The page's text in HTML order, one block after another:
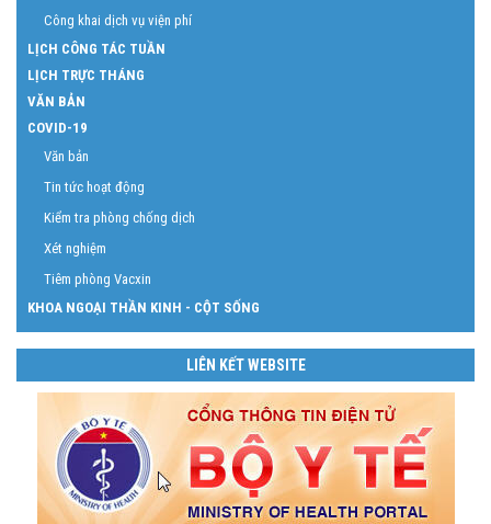
Công khai dịch vụ viện phí
LỊCH CÔNG TÁC TUẦN
LỊCH TRỰC THÁNG
VĂN BẢN
COVID-19
Văn bản
Tin tức hoạt động
Kiểm tra phòng chống dịch
Xét nghiệm
Tiêm phòng Vacxin
KHOA NGOẠI THẦN KINH - CỘT SỐNG
LIÊN KẾT WEBSITE